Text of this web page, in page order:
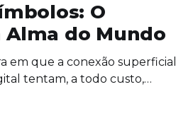
O
Alma do Mundo
em que a conexão superficial
tentam, a todo custo,